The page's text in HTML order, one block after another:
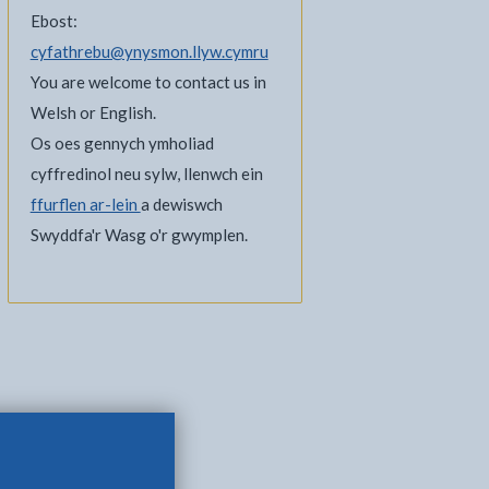
Ebost:
cyfathrebu@ynysmon.llyw.cymru
You are welcome to contact us in
Welsh or English.
Os oes gennych ymholiad
cyffredinol neu sylw, llenwch ein
ffurflen ar-lein a dewiswch
Swyddfa'r Wasg o'r gwymplen.